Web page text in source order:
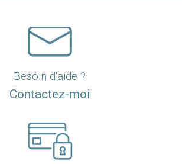
Besoin d'aide ?
Contactez-moi